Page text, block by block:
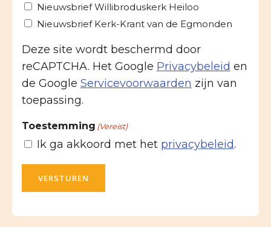
Nieuwsbrief Willibroduskerk Heiloo
Nieuwsbrief Kerk-Krant van de Egmonden
Deze site wordt beschermd door
reCAPTCHA. Het Google Privacybeleid en
de Google Servicevoorwaarden zijn van
toepassing.
Toestemming (Vereist)
Ik ga akkoord met het privacybeleid.
VERSTUREN